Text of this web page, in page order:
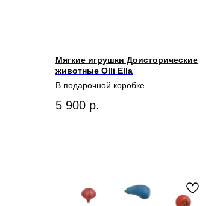
Мягкие игрушки Доисторические
животные Olli Ella
В подарочной коробке
5 900 р.